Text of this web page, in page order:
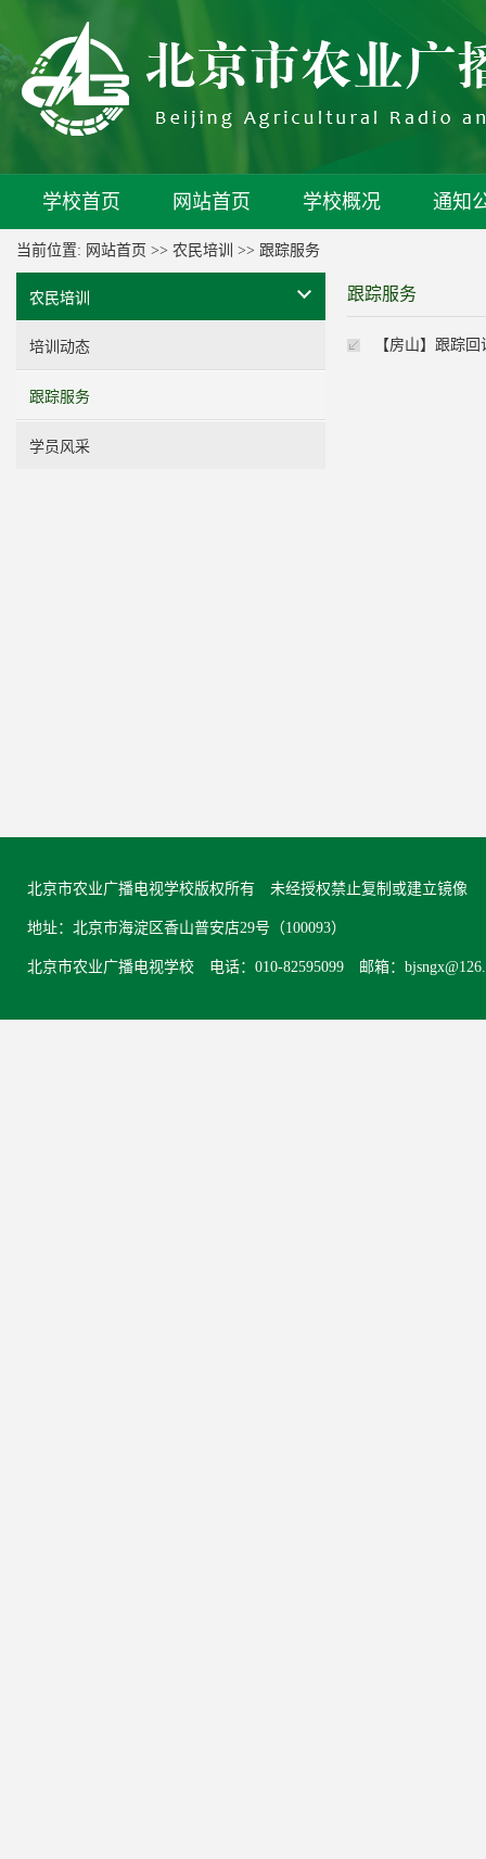
学校首页 网站首页 学校概况 通知
当前位置: 网站首页 >> 农民培训 >> 跟踪服务
农民培训
培训动态
跟踪服务
学员风采
跟踪服务
【房山】跟踪
北京市农业广播电视学校版权所有 未经授权禁止复制或建立镜像
地址：北京市海淀区香山普安店29号（100093）
北京市农业广播电视学校 电话：010-82595099 邮箱：